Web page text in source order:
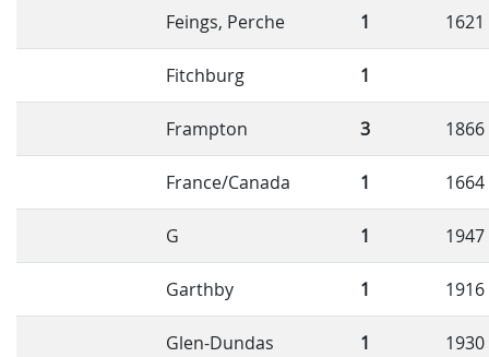
Feings, Perche 1 1621
Fitchburg 1
Frampton 3 1866
France/Canada 1 1664
G 1 1947
Garthby 1 1916
Glen-Dundas 1 1930